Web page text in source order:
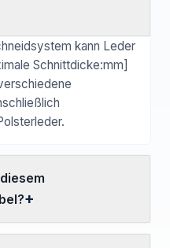
kann Leder
Schnittdicke:mm]